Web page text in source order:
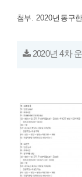
첨부. 2020년 동구
2020년 4차